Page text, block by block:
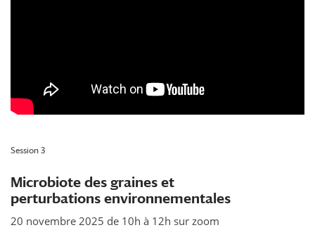
Session 3
Microbiote des graines et
perturbations environnementales
20 novembre 2025 de 10h à 12h sur zoom